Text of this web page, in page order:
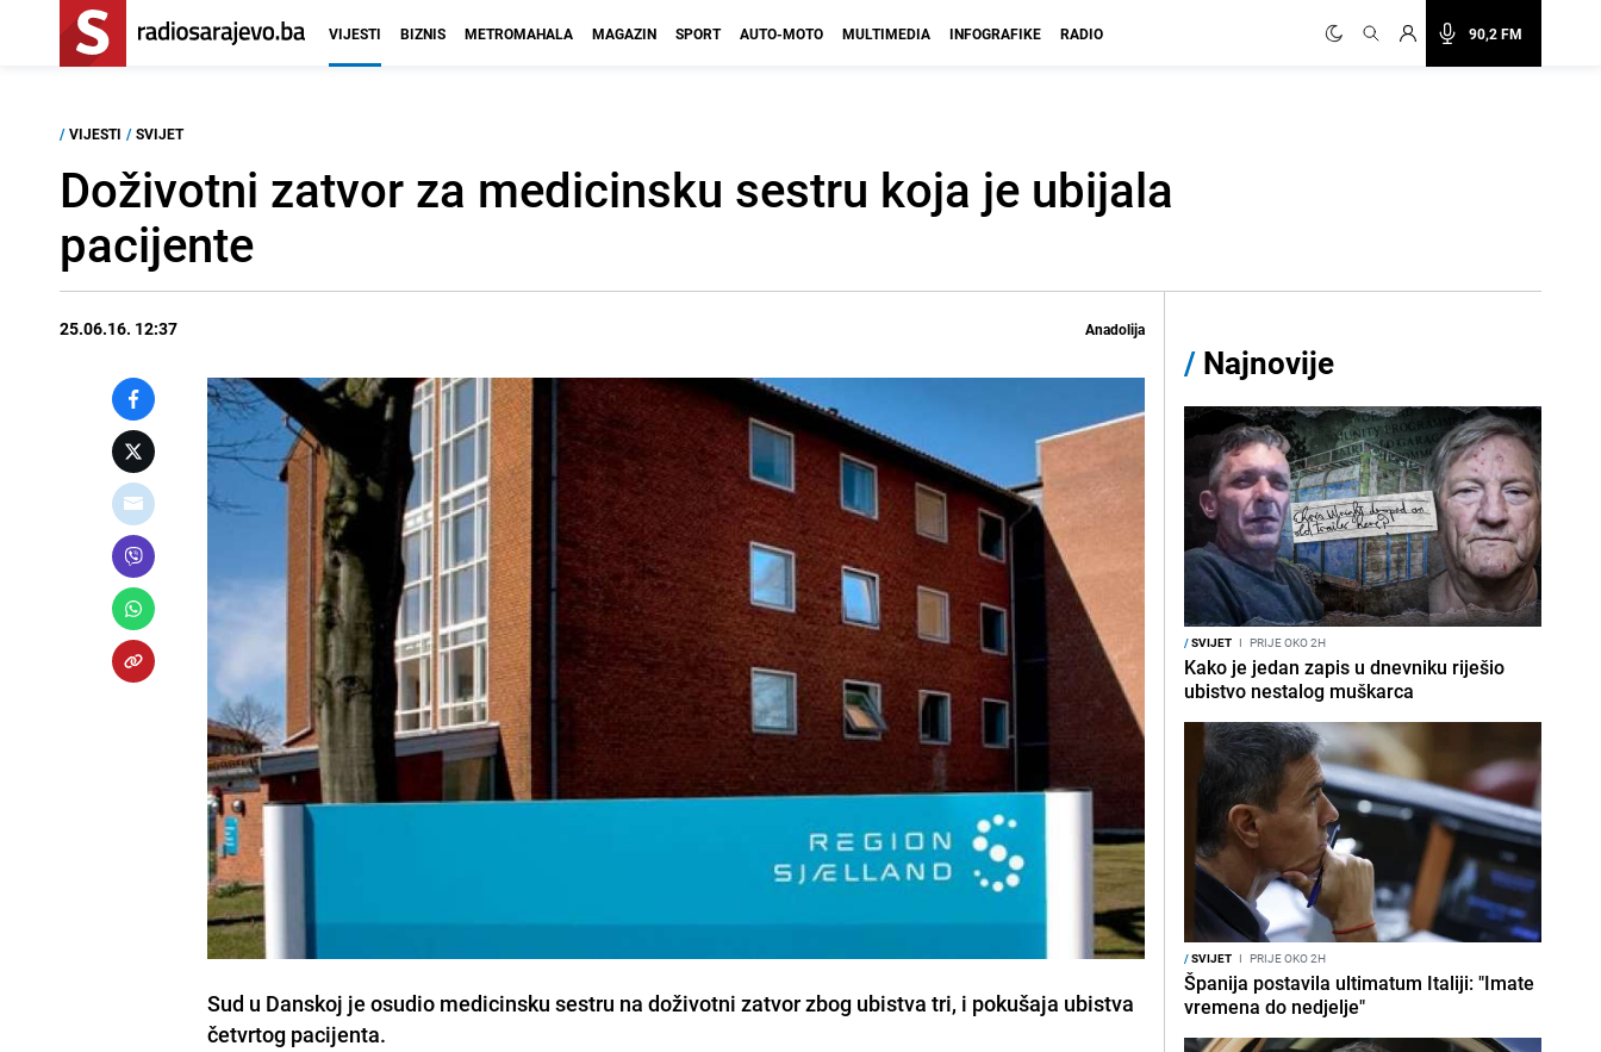
90,2 FM
VIJESTI BIZNIS METROMAHALA MAGAZIN SPORT AUTO-MOTO MULTIMEDIA INFOGRAFIKE RADIO
/ VIJESTI / SVIJET
Doživotni zatvor za medicinsku sestru koja je ubijala
pacijente
25.06.16. 12:37 Anadolija
Sud u Danskoj je osudio medicinsku sestru na doživotni zatvor zbog ubistva tri, i pokušaja ubistva
četvrtog pacijenta.
/ Najnovije
/SVIJET I PRIJE OKO 2H
Kako je jedan zapis u dnevniku riješio
ubistvo nestalog muškarca
/SVIJET I PRIJE OKO 2H
Španija postavila ultimatum Italiji: "Imate
vremena do nedjelje"